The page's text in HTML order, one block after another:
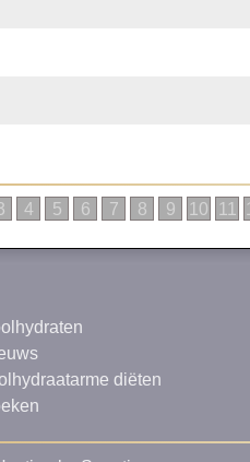
4 5 6 7 8 9 10 11
diëten